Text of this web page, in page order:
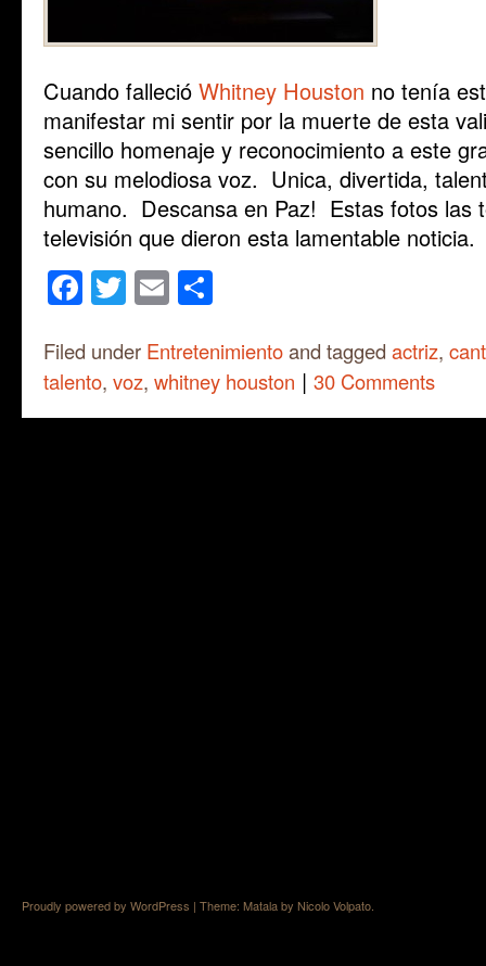
Cuando falleció Whitney Houston no tenía
manifestar mi sentir por la muerte de esta
sencillo homenaje y reconocimiento a este
con su melodiosa voz. Unica, divertida,
humano. Descansa en Paz! Estas fotos las
televisión que dieron esta lamentable noticia.
Facebook
Twitter
Email
Filed under Entretenimientoand tagged actriz,
talento, voz, whitney houston | 30 Comments
Proudly powered by WordPress | Theme: Matala by Nicolo Volpato.